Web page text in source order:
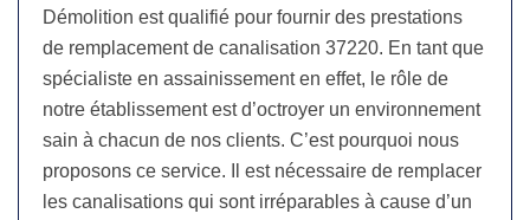
Démolition est qualifié pour fournir des prestations
de remplacement de canalisation 37220. En tant que
spécialiste en assainissement en effet, le rôle de
notre établissement est d’octroyer un environnement
sain à chacun de nos clients. C’est pourquoi nous
proposons ce service. Il est nécessaire de remplacer
les canalisations qui sont irréparables à cause d’un